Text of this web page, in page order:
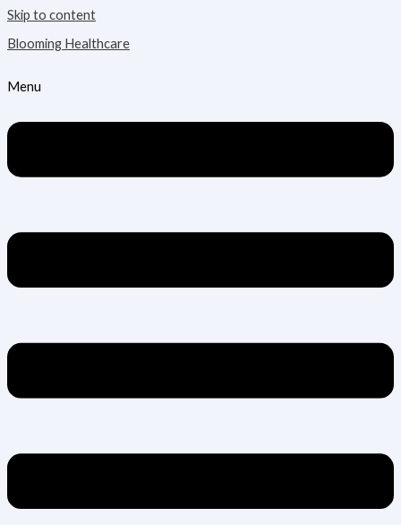
Skip to content
Blooming Healthcare
Menu